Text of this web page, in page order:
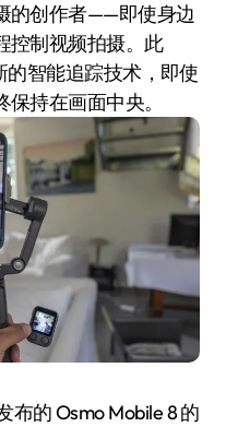
的创作者——即使身边
控制视频拍摄。此
的智能追踪技术，即使
持在画面中央。
布的 Osmo Mobile 8 的